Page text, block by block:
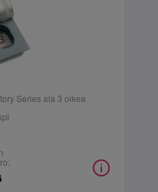
Series ala 3 oikea